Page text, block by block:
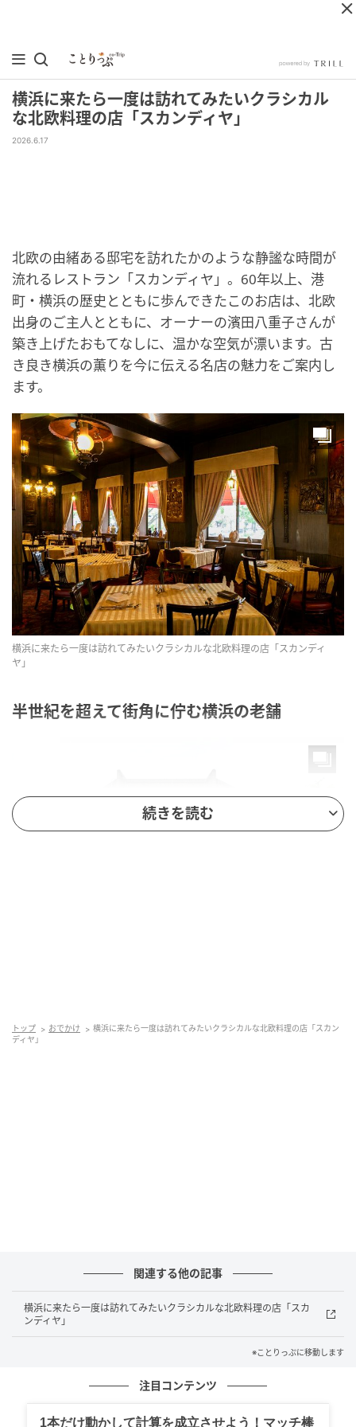
横浜に来たら一度は訪れてみたいクラシカル
な北欧料理の店「スカンディヤ」
2026.6.17
北欧の由緒ある邸宅を訪れたかのような静謐な時間が
流れるレストラン「スカンディヤ」。60年以上、港
町・横浜の歴史とともに歩んできたこのお店は、北欧
出身のご主人とともに、オーナーの濱田八重子さんが
築き上げたおもてなしに、温かな空気が漂います。古
き良き横浜の薫りを今に伝える名店の魅力をご案内し
ます。
横浜に来たら一度は訪れてみたいクラシカルな北欧料理の店「スカンディ
ヤ」
半世紀を超えて街角に佇む横浜の老舗
の一角に、横浜を代表する北欧料理の名店「スカンデ
ィヤ」があります。創業は1963年。デンマーク人のご
続きを読む
トップ おでかけ
横浜に来たら一度は訪れてみたいクラシカルな北欧料理の店「スカン
ディヤ」
関連する他の記事
横浜に来たら一度は訪れてみたいクラシカルな北欧料理の店「スカ
ンディヤ」
※ことりっぷに移動します
注目コンテンツ
1本だけ動かして計算を成立させよう！マッチ棒